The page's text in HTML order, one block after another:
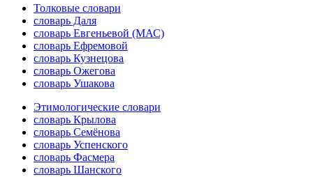
Толковые словари
словарь Даля
словарь Евгеньевой (МАС)
словарь Ефремовой
словарь Кузнецова
словарь Ожегова
словарь Ушакова
Этимологические словари
словарь Крылова
словарь Семёнова
словарь Успенского
словарь Фасмера
словарь Шанского